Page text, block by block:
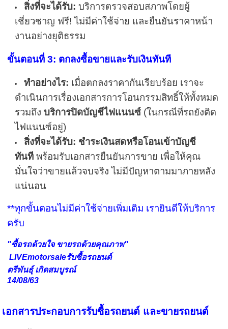
สิ่งที่จะได้รับ: บริการตรวจสอบสภาพโดยผู้
เชี่ยวชาญ ฟรี! ไม่มีค่าใช้จ่าย และยืนยันราคาหน้า
งานอย่างยุติธรรม
ขั้นตอนที่ 3: ตกลงซื้อขายและรับเงินทันที
ทำอย่างไร: เมื่อตกลงราคากันเรียบร้อย เราจะ
ดำเนินการเรื่องเอกสารการโอนกรรมสิทธิ์ให้ทั้งหมด
รวมถึงบริการปิดบัญชีไฟแนนซ์ (ในกรณีที่รถยังติด
ไฟแนนซ์อยู่)
สิ่งที่จะได้รับ: ชำระเงินสดหรือโอนเข้าบัญชี
ทันที พร้อมรับเอกสารยืนยันการขาย เพื่อให้คุณ
มั่นใจว่าขายแล้วจบจริง ไม่มีปัญหาตามมาภายหลัง
แน่นอน
**ทุกขั้นตอนไม่มีค่าใช้จ่ายเพิ่มเติม เรายินดีให้บริการ
ครับ
"ซื้อรถด้วยใจ ขายรถด้วยคุณภาพ"
LIVEmotorsaleรับซื้อรถยนต์
ตรีพันธุ์ เกิดสมบูรณ์
14/08/63
เอกสารประกอบการรับซื้อรถยนต์ และขายรถยนต์